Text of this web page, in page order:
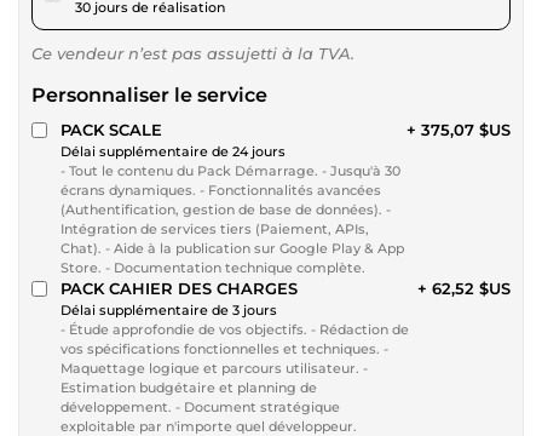
30 jours de réalisation
Ce vendeur n’est pas assujetti à la TVA.
Personnaliser le service
PACK SCALE
Délai supplémentaire de 24 jours
- Tout le contenu du Pack Démarrage. - Jusqu'à 30
écrans dynamiques. - Fonctionnalités avancées
(Authentification, gestion de base de données). -
Intégration de services tiers (Paiement, APIs,
Chat). - Aide à la publication sur Google Play & App
Store. - Documentation technique complète.
+ 375,07 $US
PACK CAHIER DES CHARGES
Délai supplémentaire de 3 jours
- Étude approfondie de vos objectifs. - Rédaction de
vos spécifications fonctionnelles et techniques. -
Maquettage logique et parcours utilisateur. -
Estimation budgétaire et planning de
développement. - Document stratégique
exploitable par n'importe quel développeur.
+ 62,52 $US